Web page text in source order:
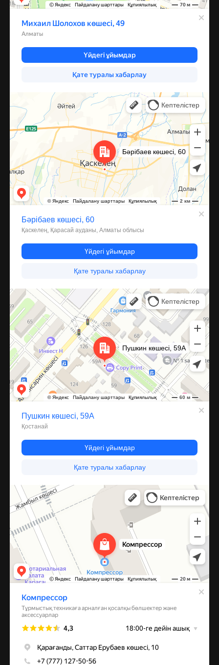
Улица Барибаева, 60 — Яндекс Карты
Костанай
Улица Пушкина, 59А — Яндекс Карты
Компрессор
Запчасти и аксессуары для бытовой техники в Караганде